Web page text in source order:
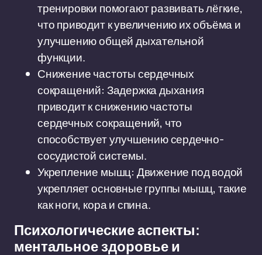
тренировки помогают развивать лёгкие,
что приводит к увеличению их объёма и
улучшению общей дыхательной
функции.
Снижение частоты сердечных
сокращений: Задержка дыхания
приводит к снижению частоты
сердечных сокращений, что
способствует улучшению сердечно-
сосудистой системы.
Укрепление мышц: Движение под водой
укрепляет основные группы мышц, такие
как ноги, кора и спина.
Психологические аспекты:
ментальное здоровье и